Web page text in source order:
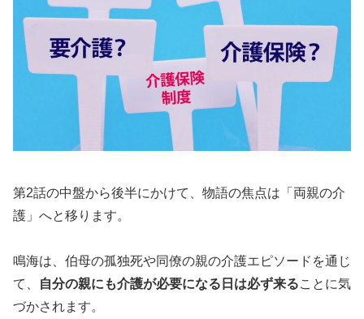
第2話の中盤から後半にかけて、物語の焦点は「両親の介
護」へと移ります。
鳴海は、伯母の孤独死や同僚の親の介護エピソードを通じ
て、
自分の親にも介護が必要になる日は必ず来ることに気
づかされます。